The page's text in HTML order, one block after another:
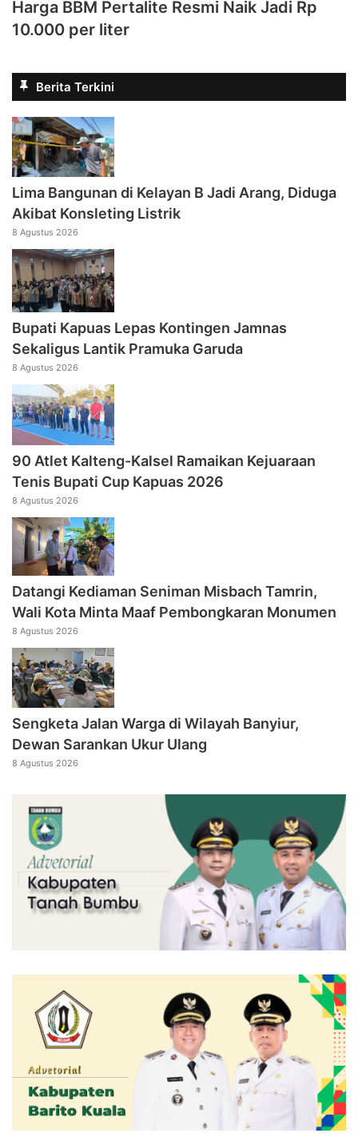
Harga BBM Pertalite Resmi Naik Jadi Rp
10.000 per liter
Berita Terkini
Lima Bangunan di Kelayan B Jadi Arang, Diduga
Akibat Konsleting Listrik
8 Agustus 2026
Bupati Kapuas Lepas Kontingen Jamnas
Sekaligus Lantik Pramuka Garuda
8 Agustus 2026
90 Atlet Kalteng-Kalsel Ramaikan Kejuaraan
Tenis Bupati Cup Kapuas 2026
8 Agustus 2026
Datangi Kediaman Seniman Misbach Tamrin,
Wali Kota Minta Maaf Pembongkaran Monumen
8 Agustus 2026
Sengketa Jalan Warga di Wilayah Banyiur,
Dewan Sarankan Ukur Ulang
8 Agustus 2026